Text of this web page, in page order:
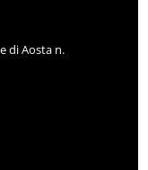
di Aosta n.